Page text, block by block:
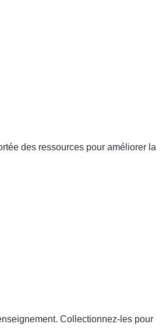
des ressources pour améliorer la
Collectionnez-les pour